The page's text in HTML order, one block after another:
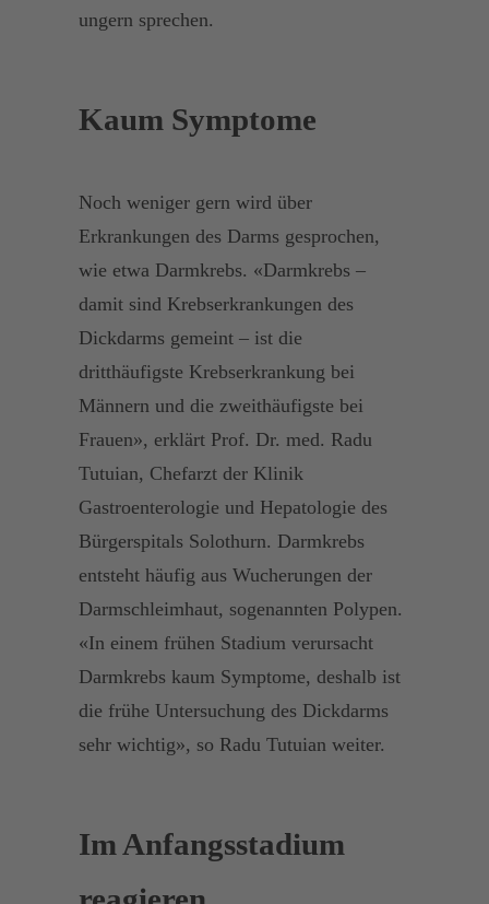
ungern sprechen.
Kaum Symptome
Noch weniger gern wird über
Erkrankungen des Darms gesprochen,
wie etwa Darmkrebs. «Darmkrebs –
damit sind Krebserkrankungen des
Dickdarms gemeint – ist die
dritthäufigste Krebserkrankung bei
Männern und die zweithäufigste bei
Frauen», erklärt Prof. Dr. med. Radu
Tutuian, Chefarzt der Klinik
Gastroenterologie und Hepatologie des
Bürgerspitals Solothurn. Darmkrebs
entsteht häufig aus Wucherungen der
Darmschleimhaut, sogenannten Polypen.
«In einem frühen Stadium verursacht
Darmkrebs kaum Symptome, deshalb ist
die frühe Untersuchung des Dickdarms
sehr wichtig», so Radu Tutuian weiter.
Im Anfangsstadium